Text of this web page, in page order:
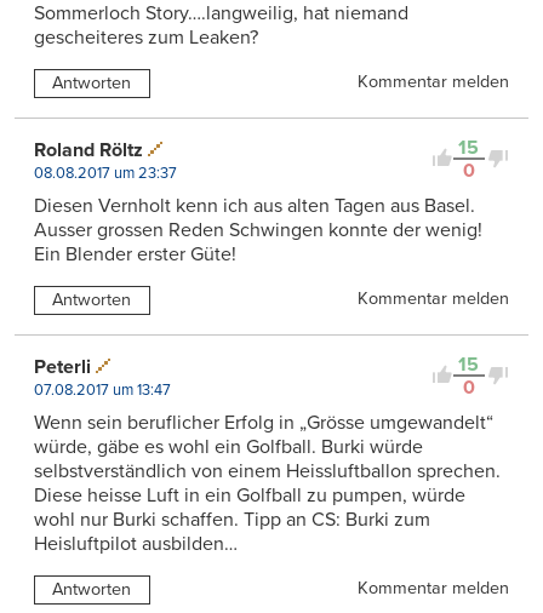
Sommerloch Story….langweilig, hat niemand
gescheiteres zum Leaken?
Antworten Kommentar melden
15
0
Roland Röltz
08.08.2017 um 23:37
Diesen Vernholt kenn ich aus alten Tagen aus Basel.
Ausser grossen Reden Schwingen konnte der wenig!
Ein Blender erster Güte!
Antworten Kommentar melden
15
0
Peterli
07.08.2017 um 13:47
Wenn sein beruflicher Erfolg in „Grösse umgewandelt“
würde, gäbe es wohl ein Golfball. Burki würde
selbstverständlich von einem Heissluftballon sprechen.
Diese heisse Luft in ein Golfball zu pumpen, würde
wohl nur Burki schaffen. Tipp an CS: Burki zum
Heisluftpilot ausbilden…
Antworten Kommentar melden